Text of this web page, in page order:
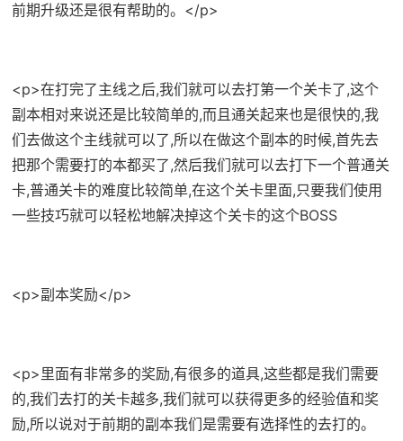
前期升级还是很有帮助的。</p>
<p>在打完了主线之后,我们就可以去打第一个关卡了,这个
副本相对来说还是比较简单的,而且通关起来也是很快的,我
们去做这个主线就可以了,所以在做这个副本的时候,首先去
把那个需要打的本都买了,然后我们就可以去打下一个普通关
卡,普通关卡的难度比较简单,在这个关卡里面,只要我们使用
一些技巧就可以轻松地解决掉这个关卡的这个BOSS
<p>副本奖励</p>
<p>里面有非常多的奖励,有很多的道具,这些都是我们需要
的,我们去打的关卡越多,我们就可以获得更多的经验值和奖
励,所以说对于前期的副本我们是需要有选择性的去打的。